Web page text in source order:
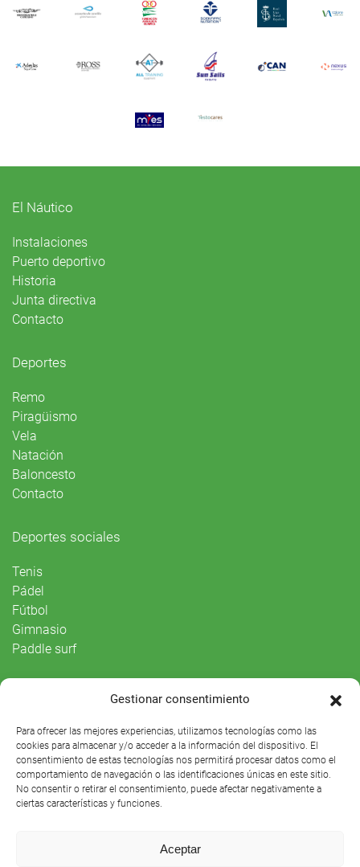
Gestionar consentimiento
Para ofrecer las mejores experiencias, utilizamos tecnologías como las
cookies para almacenar y/o acceder a la información del dispositivo. El
consentimiento de estas tecnologías nos permitirá procesar datos como el
comportamiento de navegación o las identificaciones únicas en este sitio.
No consentir o retirar el consentimiento, puede afectar negativamente a
ciertas características y funciones.
Aceptar
El Náutico
Instalaciones
Puerto deportivo
Historia
Junta directiva
Contacto
Deportes
Remo
Piragüismo
Vela
Natación
Baloncesto
Contacto
Deportes sociales
Tenis
Pádel
Fútbol
Gimnasio
Paddle surf
Agenda